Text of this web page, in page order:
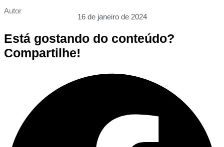
Autor
16 de janeiro de 2024
Está gostando do conteúdo?
Compartilhe!